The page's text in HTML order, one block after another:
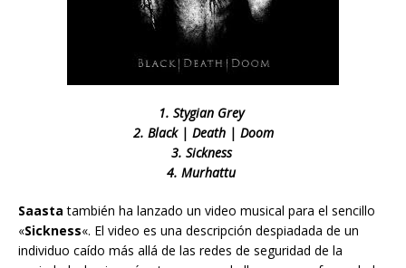
1. Stygian Grey
2. Black | Death | Doom
3. Sickness
4. Murhattu
Saasta también ha lanzado un video musical para el sencillo
«Sickness«. El video es una descripción despiadada de un
individuo caído más allá de las redes de seguridad de la